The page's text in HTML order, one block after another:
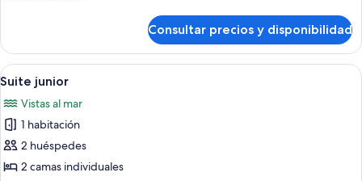
discapacidad
doble,
accesible
para
personas
con
discapacidad
Consultar precios y disponibilidad
Abrir
todas
las
fotos
de
Suite
Una sala de estar moderna con
7
Suite junior
Vistas al mar
1 habitación
2 huéspedes
2 camas individuales